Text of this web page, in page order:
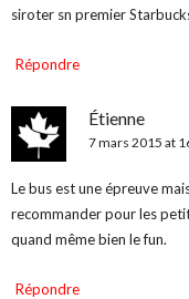
siroter sn premier
Répondre
Étienne
7 mars 2015 at
Le bus est une épreuve
recommander pour les
quand même bien le fun.
Répondre